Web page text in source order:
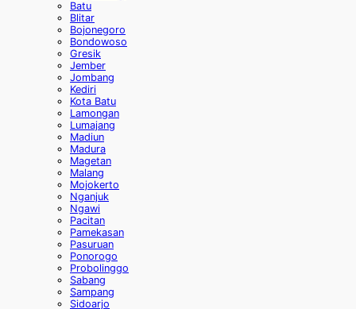
Batu
Blitar
Bojonegoro
Bondowoso
Gresik
Jember
Jombang
Kediri
Kota Batu
Lamongan
Lumajang
Madiun
Madura
Magetan
Malang
Mojokerto
Nganjuk
Ngawi
Pacitan
Pamekasan
Pasuruan
Ponorogo
Probolinggo
Sabang
Sampang
Sidoarjo